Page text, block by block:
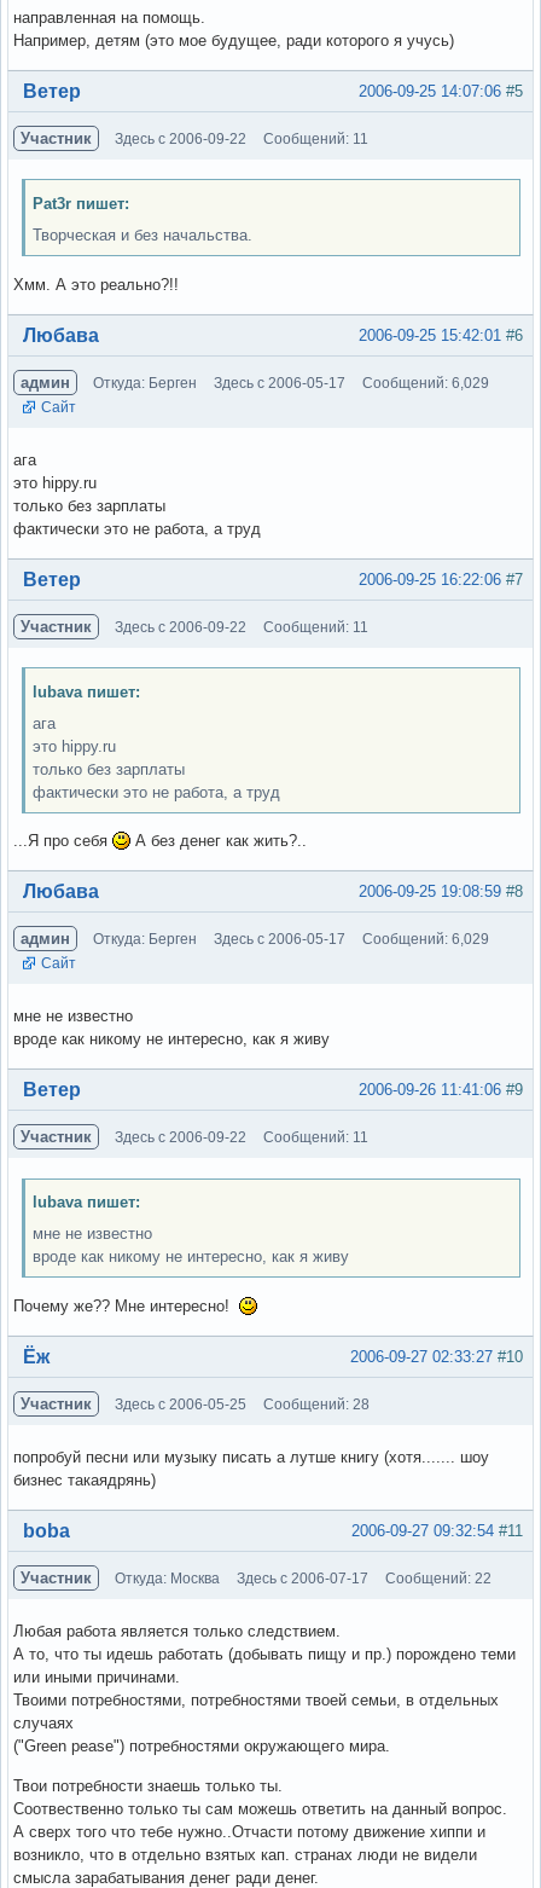
направленная на помощь.
Например, детям (это мое будущее, ради которого я учусь)
Вне форума #5
2006-09-25 14:07:06
Ветер
Участник Здесь с 2006-09-22 Сообщений: 11
Pat3r пишет:
Творческая и без начальства.
Хмм. А это реально?!!
Вне форума #6
2006-09-25 15:42:01
Любава
админ Откуда: Берген Здесь с 2006-05-17
Сообщений: 6,029
Сайт
ага
это hippy.ru
только без зарплаты
фактически это не работа, а труд
Вне форума #7
2006-09-25 16:22:06
Ветер
Участник Здесь с 2006-09-22 Сообщений: 11
lubava пишет:
ага
это hippy.ru
только без зарплаты
фактически это не работа, а труд
...Я про себя А без денег как жить?..
Вне форума #8
2006-09-25 19:08:59
Любава
админ Откуда: Берген Здесь с 2006-05-17
Сообщений: 6,029
Сайт
мне не известно
вроде как никому не интересно, как я живу
Вне форума #9
2006-09-26 11:41:06
Ветер
Участник Здесь с 2006-09-22 Сообщений: 11
lubava пишет:
мне не известно
вроде как никому не интересно, как я живу
Почему же?? Мне интересно!
Вне форума #10
2006-09-27 02:33:27
Ёж
Участник Здесь с 2006-05-25 Сообщений: 28
попробуй песни или музыку писать а лутше книгу (хотя....... шоу
бизнес такаядрянь)
Вне форума #11
2006-09-27 09:32:54
boba
Участник Откуда: Москва Здесь с 2006-07-17 Сообщений: 22
Любая работа является только следствием.
А то, что ты идешь работать (добывать пищу и пр.) порождено теми
или иными причинами.
Твоими потребностями, потребностями твоей семьи, в отдельных
случаях
("Green pease") потребностями окружающего мира.
Твои потребности знаешь только ты.
Соотвественно только ты сам можешь ответить на данный вопрос.
А сверх того что тебе нужно..Отчасти потому движение хиппи и
возникло, что в отдельно взятых кап. странах люди не видели
смысла зарабатывания денег ради денег.